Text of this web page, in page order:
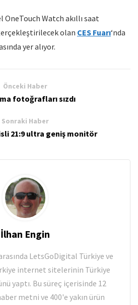
Watch akıllı saat
olan CES Fuarı‘nda
yer alıyor.
Önceki Haber
fotoğrafları sızdı
Sonraki Haber
21:9 ultra geniş monitör
İlhan Engin
LetsGoDigital Türkiye ve
internet sitelerinin Türkiye
yaptı. Bu süreç içerisinde 12
metni ve 400'e yakın ürün